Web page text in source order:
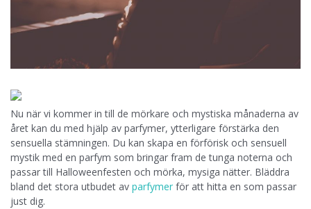
Nu när vi kommer in till de mörkare och mystiska månaderna av
året kan du med hjälp av parfymer, ytterligare förstärka den
sensuella stämningen. Du kan skapa en förförisk och sensuell
mystik med en parfym som bringar fram de tunga noterna och
passar till Halloweenfesten och mörka, mysiga nätter. Bläddra
bland det stora utbudet av parfymer för att hitta en som passar
just dig.